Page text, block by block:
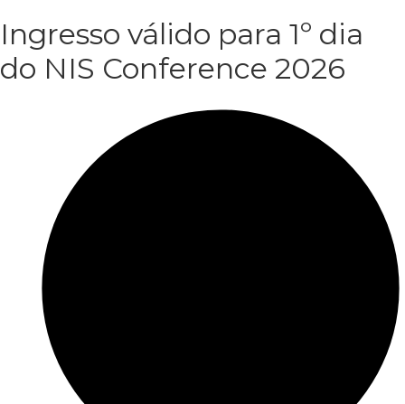
Ingresso válido para 1º dia
do NIS Conference 2026